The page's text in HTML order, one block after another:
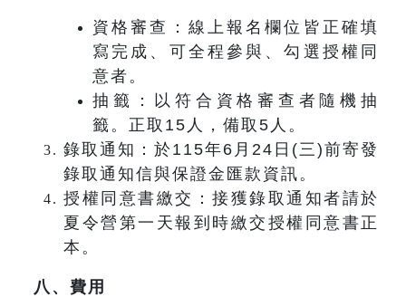
資格審查：線上報名欄位皆正確填
寫完成、可全程參與、勾選授權同
意者。
抽籤：以符合資格審查者隨機抽
籤。正取15人，備取5人。
錄取通知：於115年6月24日(三)前寄發
錄取通知信與保證金匯款資訊。
授權同意書繳交：接獲錄取通知者請於
夏令營第一天報到時繳交授權同意書正
本。
八、費用